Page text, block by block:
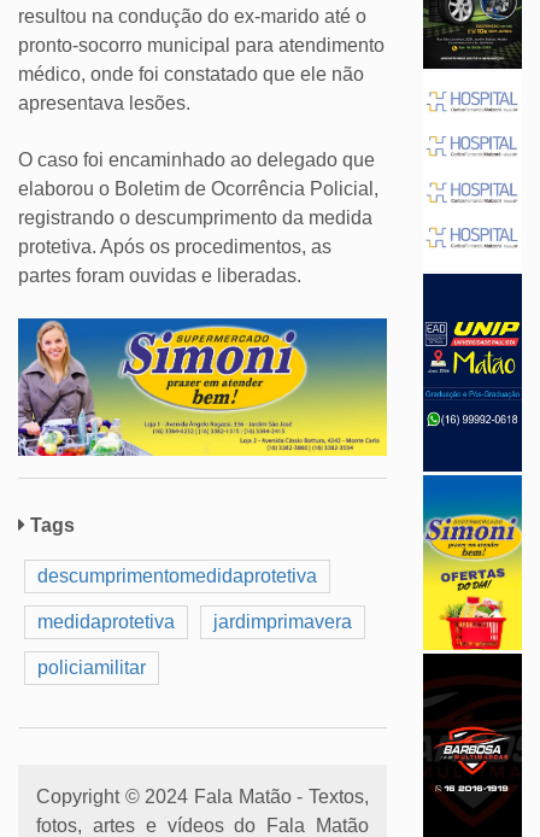
resultou na condução do ex-marido até o
pronto-socorro municipal para atendimento
médico, onde foi constatado que ele não
apresentava lesões.
O caso foi encaminhado ao delegado que
elaborou o Boletim de Ocorrência Policial,
registrando o descumprimento da medida
protetiva. Após os procedimentos, as
partes foram ouvidas e liberadas.
Tags
descumprimentomedidaprotetiva
medidaprotetiva jardimprimavera
policiamilitar
Copyright © 2024 Fala Matão - Textos,
fotos, artes e vídeos do Fala Matão